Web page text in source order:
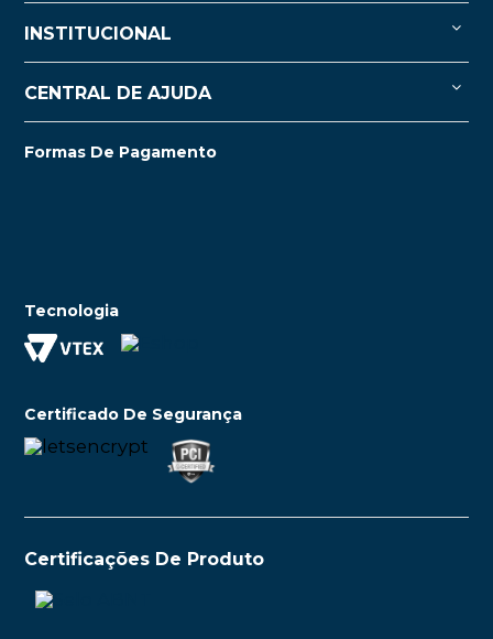
INSTITUCIONAL
CENTRAL DE AJUDA
Formas De Pagamento
Tecnologia
Certificado De Segurança
Certificações De Produto